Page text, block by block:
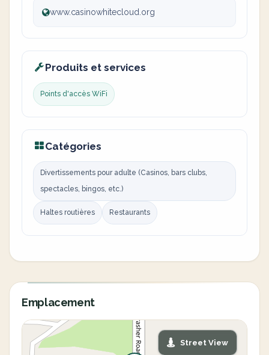
www.casinowhitecloud.org
Produits et services
Points d'accès WiFi
Catégories
Divertissements pour adulte (Casinos, bars clubs,
spectacles, bingos, etc.)
Haltes routières Restaurants
Emplacement
Street View